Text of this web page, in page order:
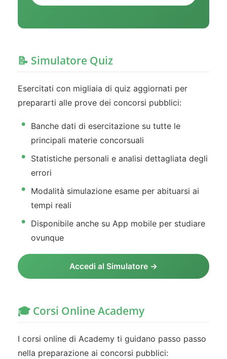
📝 Simulatore Quiz
Esercitati con migliaia di quiz aggiornati per
prepararti alle prove dei concorsi pubblici:
Banche dati di esercitazione su tutte le
principali materie concorsuali
Statistiche personali e analisi dettagliata degli
errori
Modalità simulazione esame per abituarsi ai
tempi reali
Disponibile anche su App mobile per studiare
ovunque
Accedi al Simulatore →
🎓 Corsi Online Academy
I corsi online di Academy ti guidano passo passo
nella preparazione ai concorsi pubblici: